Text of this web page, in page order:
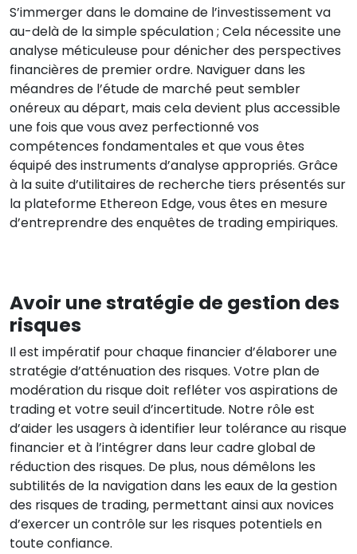
S’immerger dans le domaine de l’investissement va
au-delà de la simple spéculation ; Cela nécessite une
analyse méticuleuse pour dénicher des perspectives
financières de premier ordre. Naviguer dans les
méandres de l’étude de marché peut sembler
onéreux au départ, mais cela devient plus accessible
une fois que vous avez perfectionné vos
compétences fondamentales et que vous êtes
équipé des instruments d’analyse appropriés. Grâce
à la suite d’utilitaires de recherche tiers présentés sur
la plateforme Ethereon Edge, vous êtes en mesure
d’entreprendre des enquêtes de trading empiriques.
Avoir une stratégie de gestion des
risques
Il est impératif pour chaque financier d’élaborer une
stratégie d’atténuation des risques. Votre plan de
modération du risque doit refléter vos aspirations de
trading et votre seuil d’incertitude. Notre rôle est
d’aider les usagers à identifier leur tolérance au risque
financier et à l’intégrer dans leur cadre global de
réduction des risques. De plus, nous démêlons les
subtilités de la navigation dans les eaux de la gestion
des risques de trading, permettant ainsi aux novices
d’exercer un contrôle sur les risques potentiels en
toute confiance.